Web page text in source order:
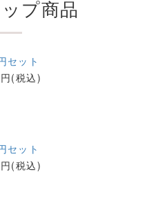
プ商品
セット
(税込)
セット
(税込)